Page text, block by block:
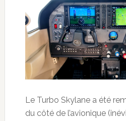
Le Turbo Skylane a été
du côté de l’avionique